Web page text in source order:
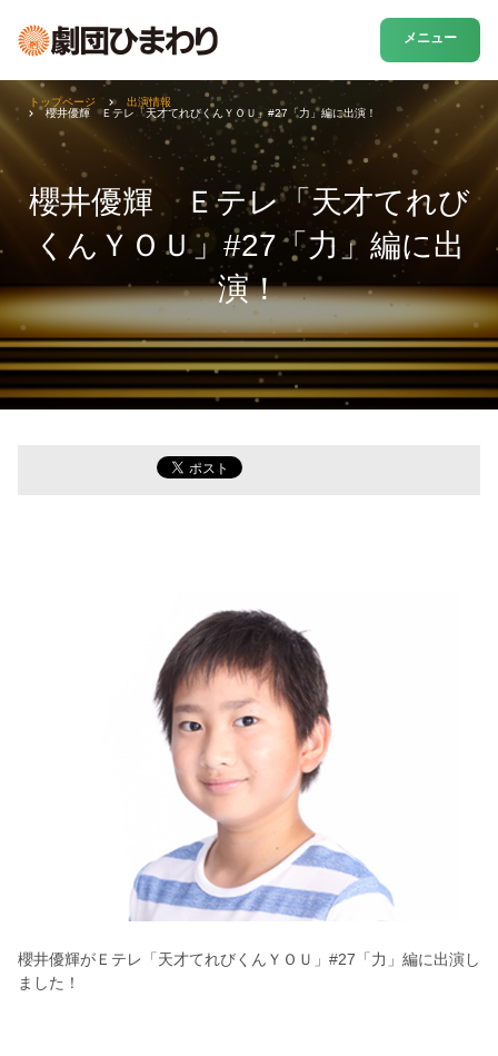
メニュー
櫻井優輝 Ｅテレ「天才てれび
くんＹＯＵ」#27「力」編に出
演！
トップページ
出演情報
櫻井優輝 Ｅテレ「天才てれびくんＹＯＵ」#27「力」編に出演！
櫻井優輝がＥテレ「天才てれびくんＹＯＵ」#27「力」編に出演し
ました！